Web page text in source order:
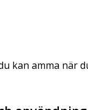
kan amma när